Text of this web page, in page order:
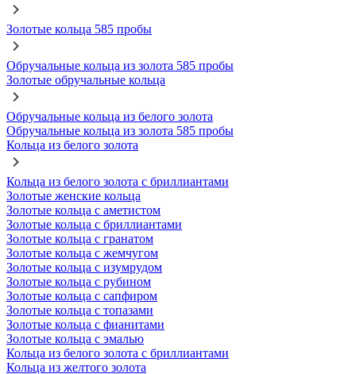
Золотые кольца 585 пробы
Обручальные кольца из золота 585 пробы
Золотые обручальные кольца
Обручальные кольца из белого золота
Обручальные кольца из золота 585 пробы
Кольца из белого золота
Кольца из белого золота с бриллиантами
Золотые женские кольца
Золотые кольца с аметистом
Золотые кольца с бриллиантами
Золотые кольца с гранатом
Золотые кольца с жемчугом
Золотые кольца с изумрудом
Золотые кольца с рубином
Золотые кольца с сапфиром
Золотые кольца с топазами
Золотые кольца с фианитами
Золотые кольца с эмалью
Кольца из белого золота с бриллиантами
Кольца из желтого золота